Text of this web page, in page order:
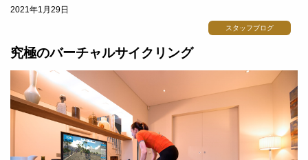
2021年1月29日
スタッフブログ
究極のバーチャルサイクリング